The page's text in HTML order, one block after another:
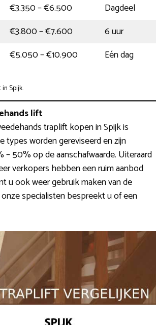
€3.350 – €6.500
Dagdeel
€3.800 – €7.600
6 uur
€5.050 – €10.900 Eén dag
Spijk.
lift
traplift kopen in Spijk is
worden gereviseerd en zijn
50% op de aanschafwaarde. Uiteraard
verkopers hebben een ruim aanbod
u ook weer gebruik maken van de
specialisten bespreekt u of een